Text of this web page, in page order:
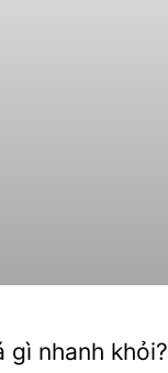
gì nhanh khỏi?